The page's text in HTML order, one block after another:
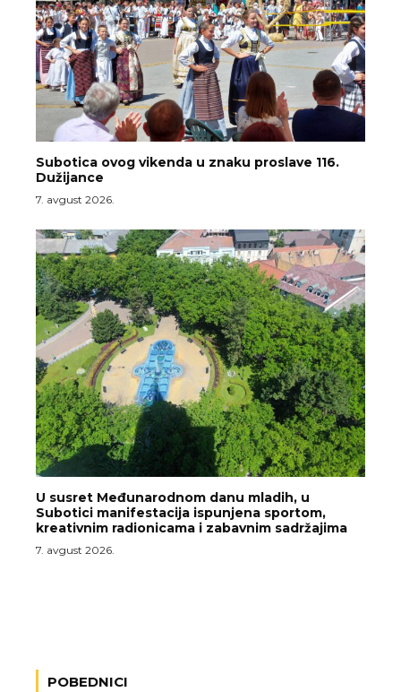
Subotica ovog vikenda u znaku proslave 116.
Dužijance
7. avgust 2026.
U susret Međunarodnom danu mladih, u
Subotici manifestacija ispunjena sportom,
kreativnim radionicama i zabavnim sadržajima
7. avgust 2026.
POBEDNICI